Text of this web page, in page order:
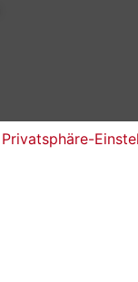
Privatsphäre-